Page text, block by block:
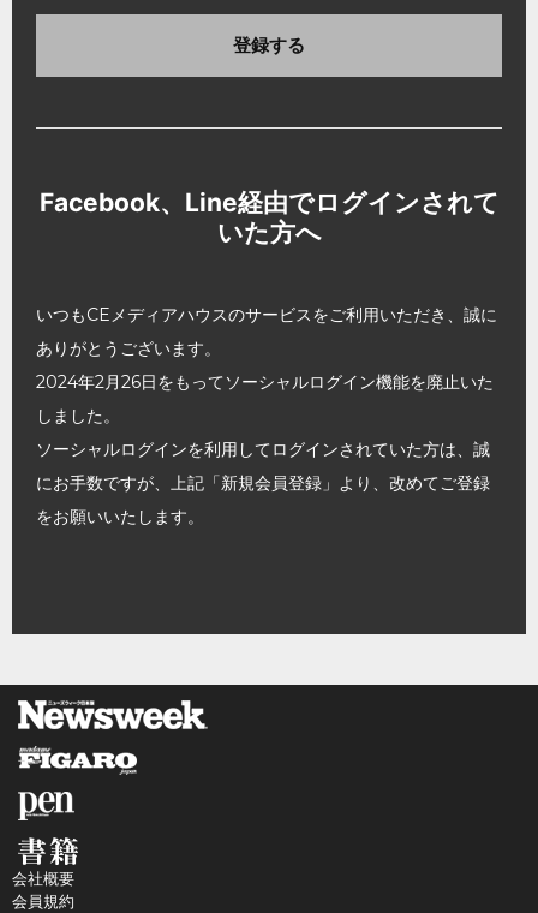
登録する
Facebook、Line経由でログインされて
いた方へ
いつもCEメディアハウスのサービスをご利用いただき、誠に
ありがとうございます。
2024年2月26日をもってソーシャルログイン機能を廃止いた
しました。
ソーシャルログインを利用してログインされていた方は、誠
にお手数ですが、上記「新規会員登録」より、改めてご登録
をお願いいたします。
会社概要
会員規約